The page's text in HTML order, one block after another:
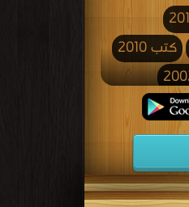
كتب 2010
كتب 1993
كتب 1984
كتب 1975
كتب 1966